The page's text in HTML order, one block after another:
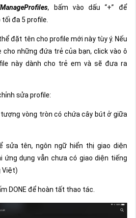
, bấm vào dấu “+” để
tối đa 5 profile.
đặt tên cho profile mới này tùy ý. Nếu
cho những đứa trẻ của bạn, click vào ô
này dành cho trẻ em và sẽ đưa ra
sửa profile:
vòng tròn có chứa cây bút ở giữa
sửa tên, ngôn ngữ hiển thị giao diện
ứng dụng vẫn chưa có giao diện tiếng
Việt)
DONE để hoàn tất thao tác.